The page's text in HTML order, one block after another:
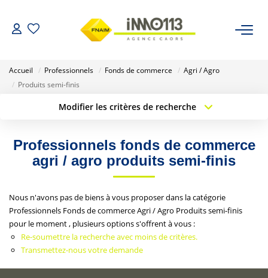
Nos Biens Vendus
ESTIMER
CALCULETTES FINANCIÈRES
Accueil Professionnels Fonds de commerce
Agri / Agro
Produits semi-finis
Modifier les critères de recherche
Type de transaction Localisation
Sélectionnez...
Type de bien
Surface min
Créer une alerte
Professionnels fonds de commerce
agri / agro produits semi-finis
Nous n'avons pas de biens à vous proposer dans la catégorie
Professionnels Fonds de commerce Agri / Agro Produits semi-finis
pour le moment , plusieurs options s'offrent à vous :
Re-soumettre la recherche avec moins de critères.
Transmettez-nous votre demande